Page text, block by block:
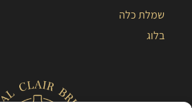
שמלת כלה
בלוג